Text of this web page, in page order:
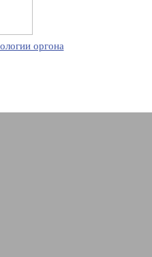
оргона